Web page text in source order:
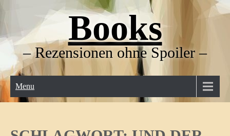
Books
– Rezensionen ohne Spoiler –
Menu